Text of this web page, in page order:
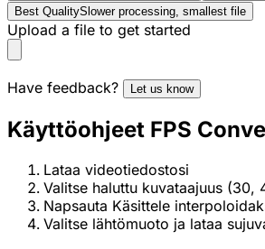
Best QualitySlower processing, smallest file
Upload a file to get started
Have feedback? Let us know
Käyttöohjeet FPS
Lataa videotiedostosi
Valitse haluttu kuvataajuus (30,
Napsauta Käsittele
Valitse lähtömuoto ja lataa